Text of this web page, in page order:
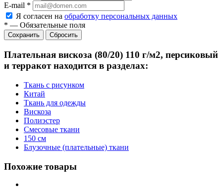
E-mail *
Я согласен на обработку персональных данных
* — Обязательные поля
Сбросить
Плательная вискоза (80/20) 110 г/м2, персиковый
и терракот находится в разделах:
Ткань с рисунком
Китай
Ткань для одежды
Вискоза
Полиэстер
Смесовые ткани
150 см
Блузочные (плательные) ткани
Похожие товары